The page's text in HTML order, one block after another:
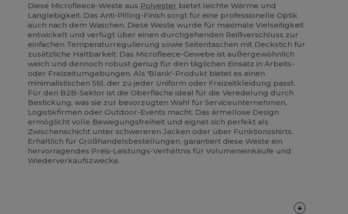
Diese Microfleece-Weste aus Polyester bietet leichte Wärme und
Langlebigkeit. Das Anti-Pilling-Finish sorgt für eine professionelle Optik
auch nach dem Waschen. Diese Weste wurde für maximale Vielseitigkeit
entwickelt und verfügt über einen durchgehenden Reißverschluss zur
einfachen Temperaturregulierung sowie Seitentaschen mit Deckstich für
zusätzliche Haltbarkeit. Das Microfleece-Gewebe ist außergewöhnlich
weich und dennoch robust genug für den täglichen Einsatz in Arbeits-
oder Freizeitumgebungen. Als 'Blank'-Produkt bietet es einen
minimalistischen Stil, der zu jeder Uniform oder Freizeitkleidung passt.
Für den B2B-Sektor ist die Oberfläche ideal für die Veredelung durch
Bestickung, was sie zur bevorzugten Wahl für Serviceunternehmen,
Logistikfirmen oder Outdoor-Events macht. Das ärmellose Design
ermöglicht volle Bewegungsfreiheit und eignet sich perfekt als
Zwischenschicht unter schwereren Jacken oder über Funktionsshirts.
Erhältlich für Großhandelsbestellungen, garantiert diese Weste ein
hervorragendes Preis-Leistungs-Verhältnis für Volumeneinkäufe und
Wiederverkaufszwecke.